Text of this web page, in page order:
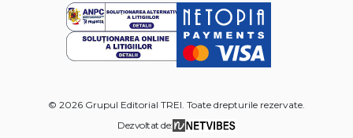
© 2026 Grupul Editorial TREI. Toate drepturile rezervate.
Dezvoltat de: